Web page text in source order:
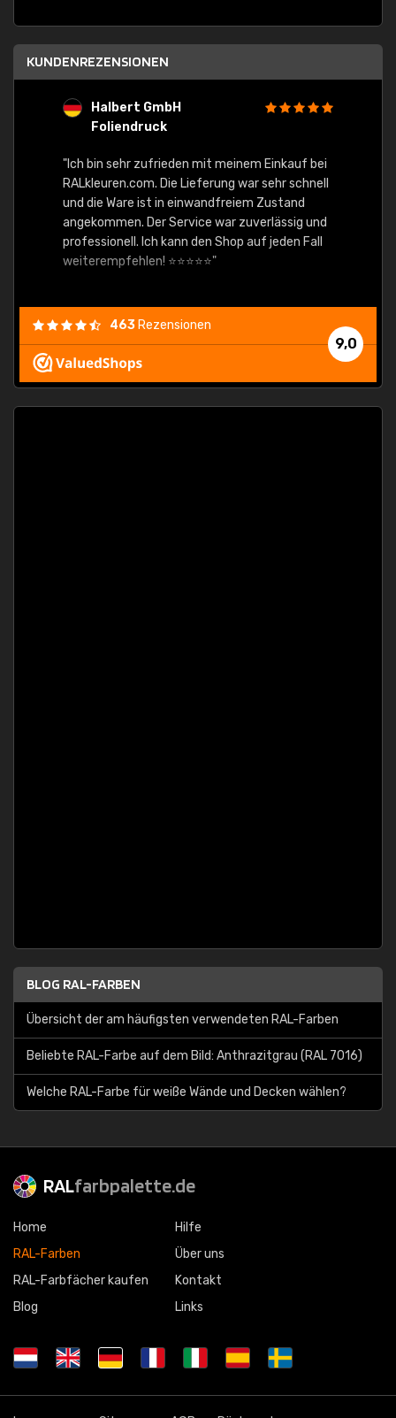
KUNDENREZENSIONEN
Halbert GmbH
Foliendruck
"Ich bin sehr zufrieden mit meinem Einkauf bei
RALkleuren.com. Die Lieferung war sehr schnell
und die Ware ist in einwandfreiem Zustand
angekommen. Der Service war zuverlässig und
professionell. Ich kann den Shop auf jeden Fall
weiterempfehlen! ⭐⭐⭐⭐⭐"
9,0
463 Rezensionen
BLOG RAL-FARBEN
Übersicht der am häufigsten verwendeten RAL-Farben
Beliebte RAL-Farbe auf dem Bild: Anthrazitgrau (RAL 7016)
Welche RAL-Farbe für weiße Wände und Decken wählen?
RALfarbpalette.de
Home
RAL-Farben
RAL-Farbfächer kaufen
Blog
Hilfe
Über uns
Kontakt
Links